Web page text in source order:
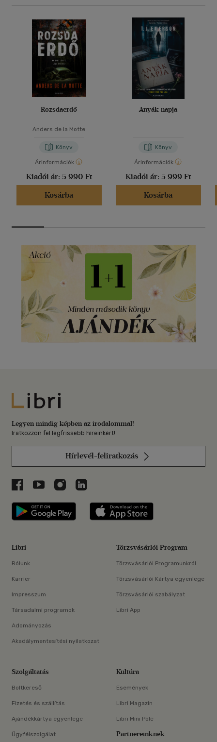
Rozsdaerdő
Anders de la Motte
Könyv
Árinformációk
Kiadói ár: 5 990 Ft
Kosárba
Anyák napja
Könyv
Árinformációk
Kiadói ár: 5 999 Ft
Kosárba
Libri
Legyen mindig képben az irodalommal!
Iratkozzon fel legfrissebb híreinkért!
Hírlevél-feliratkozás
Libri a Facebookon
Libri a Youtube-on
Libri az Instagramon
Libri a LinkedInen
Libri applikáció Szerezd meg: Google
Libri
Rólunk
Karrier
Impresszum
Társadalmi programok
Adományozás
Akadálymentesítési nyilatkozat
Törzsvásárlói Program
Törzsvásárlói Programunkról
Törzsvásárlói Kártya egyenlege
Törzsvásárlói szabályzat
Libri App
Szolgáltatás
Boltkereső
Fizetés és szállítás
Ajándékkártya egyenlege
Ügyfélszolgálat
Kultúra
Események
Libri Magazin
Libri Mini Polc
Partnereinknek